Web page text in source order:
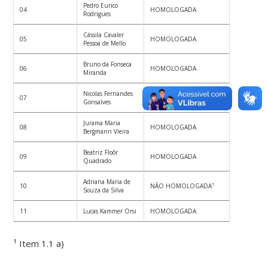
04
Pedro Eurico
Rodrigues
HOMOLOGADA
05
Cássila Cavaler
Pessoa de Mello
HOMOLOGADA
06
Bruno da Fonseca
Miranda
HOMOLOGADA
07
Nicolas Fernandes
Gonsalves
HOMOLOGADA
08
Jurama Maria
Bergmann Vieira
HOMOLOGADA
09
Beatriz Floôr
Quadrado
HOMOLOGADA
10
Adriana Maria de
Souza da Silva
NÃO HOMOLOGADA¹
11 Lucas Kammer Orsi HOMOLOGADA
¹ Item 1.1 a)